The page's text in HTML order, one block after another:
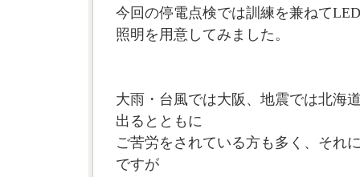
今回の停電点検では訓練を兼ねて
照明を用意してみました。
大雨・台風では大阪、地震では北海
出るとともに
ご苦労をされている方も多く、それ
ですが